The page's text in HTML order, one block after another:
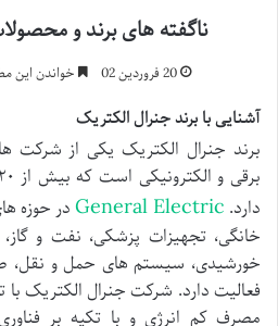
ناگفته های برند و
20 فروردین 02 خواندن این مطلب 7 دقیقه
آشنایی با برند جنرال الکتریک
برند جنرال الکتریک یکی از شرکت
دارد. General Electricدر حوزه
خانگی، تجهیزات پزشکی، نفت و
خورشیدی، سیستم های حمل و نقل،
فعالیت دارد. شرکت جنرال الکتریک با
مصرف کم انرژی و با تکیه بر